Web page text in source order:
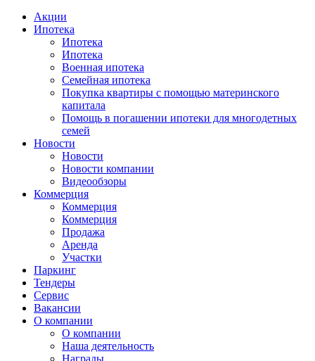
Акции
Ипотека
Ипотека
Ипотека
Военная ипотека
Семейная ипотека
Покупка квартиры с помощью материнского
капитала
Помощь в погашении ипотеки для многодетных
семей
Новости
Новости
Новости компании
Видеообзоры
Коммерция
Коммерция
Коммерция
Продажа
Аренда
Участки
Паркинг
Тендеры
Сервис
Вакансии
О компании
О компании
Наша деятельность